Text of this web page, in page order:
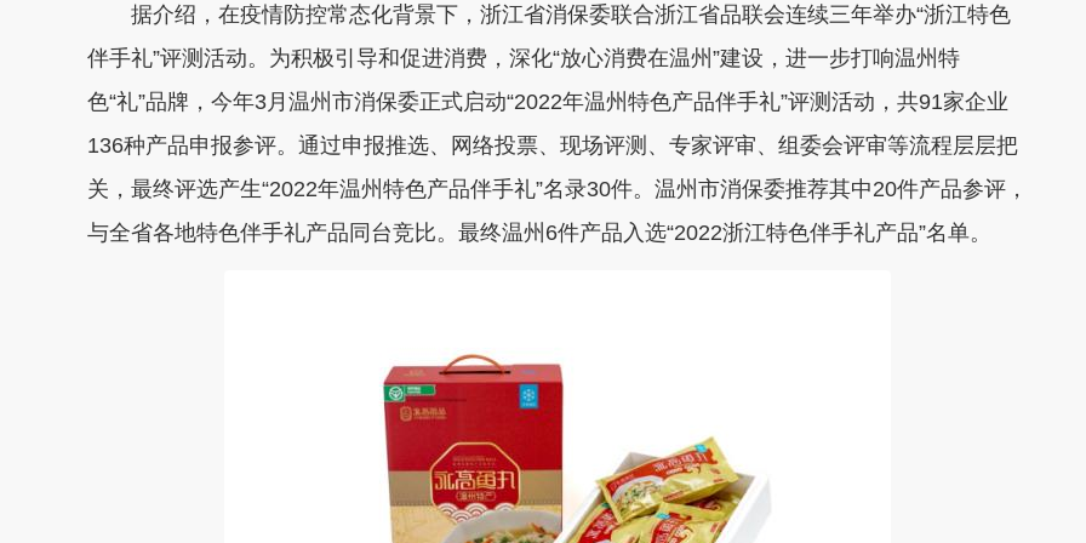
据介绍，在疫情防控常态化背景下，浙江省消保委联合浙江省品联会连续三年举办“浙江特色
伴手礼”评测活动。为积极引导和促进消费，深化“放心消费在温州”建设，进一步打响温州特
色“礼”品牌，今年3月温州市消保委正式启动“2022年温州特色产品伴手礼”评测活动，共91家企业
136种产品申报参评。通过申报推选、网络投票、现场评测、专家评审、组委会评审等流程层层把
关，最终评选产生“2022年温州特色产品伴手礼”名录30件。温州市消保委推荐其中20件产品参评，
与全省各地特色伴手礼产品同台竞比。最终温州6件产品入选“2022浙江特色伴手礼产品”名单。